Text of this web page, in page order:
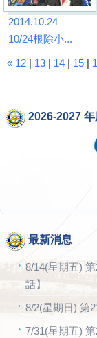
2014.10.24
10/24根除小...
« 12 | 13 | 14 | 15 |
2026-2027 年
最新消息
8/14(星期五)
話】
8/2(星期日) 第
7/31(星期五)